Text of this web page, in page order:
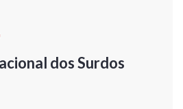
dos Surdos